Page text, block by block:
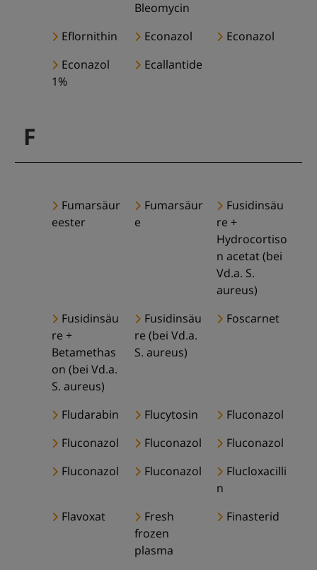
Bleomycin
Eflornithin
Econazol
Econazol
Econazol
1%
Ecallantide
F
Fumarsäur
eester
Fumarsäur
e
Fusidinsäu
re +
Hydrocortiso
n acetat (bei
Vd.a. S.
aureus)
Fusidinsäu
re +
Betamethas
on (bei Vd.a.
S. aureus)
Fusidinsäu
re (bei Vd.a.
S. aureus)
Foscarnet
Fludarabin Flucytosin
Fluconazol
Fluconazol
Fluconazol
Fluconazol
Fluconazol
Fluconazol
Flucloxacilli
n
Flavoxat
Fresh
frozen
plasma
Finasterid